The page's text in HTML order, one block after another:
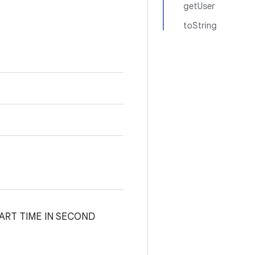
getUser
toString
TIME IN SECOND